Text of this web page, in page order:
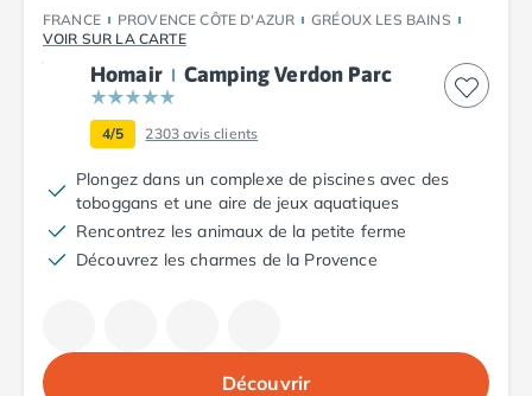
Camping Dinard
Camping Saint-Malo
Camping Morbihan
Camping Auray
Camping Carnac
Camping La Trinité sur Mer
Camping Locmariaquer
Camping Penestin
Camping Quiberon
Camping Ardennes
FRANCE PROVENCE CÔTE D'AZUR
GRÉOUX LES BAINS
VOIR SUR LA CARTE
Homair Camping Verdon Parc
4/5 2303avis clients
Plongez dans un complexe de piscines avec des
toboggans et une aire de jeux aquatiques
Rencontrez les animaux de la petite ferme
Découvrez les charmes de la Provence
Découvrir